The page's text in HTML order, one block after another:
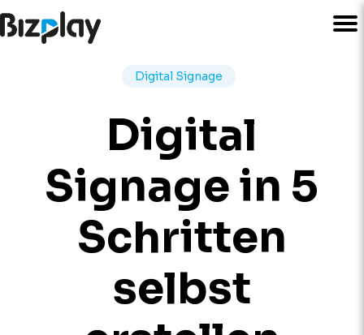
Digital Signage
Digital
Signage in 5
Schritten
selbst